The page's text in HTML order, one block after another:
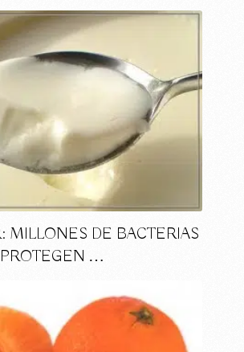
MILLONES DE BACTERIAS
…